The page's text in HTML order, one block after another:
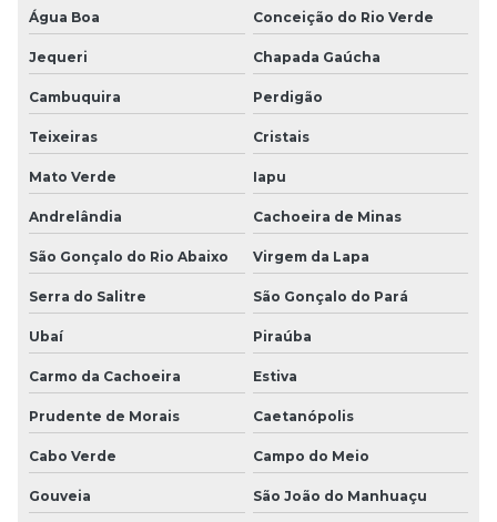
Água Boa Conceição do Rio Verde
Jequeri Chapada Gaúcha
Cambuquira Perdigão
Teixeiras Cristais
Mato Verde Iapu
Andrelândia Cachoeira de Minas
São Gonçalo do Rio Abaixo Virgem da Lapa
Serra do Salitre São Gonçalo do Pará
Ubaí Piraúba
Carmo da Cachoeira Estiva
Prudente de Morais Caetanópolis
Cabo Verde Campo do Meio
Gouveia São João do Manhuaçu